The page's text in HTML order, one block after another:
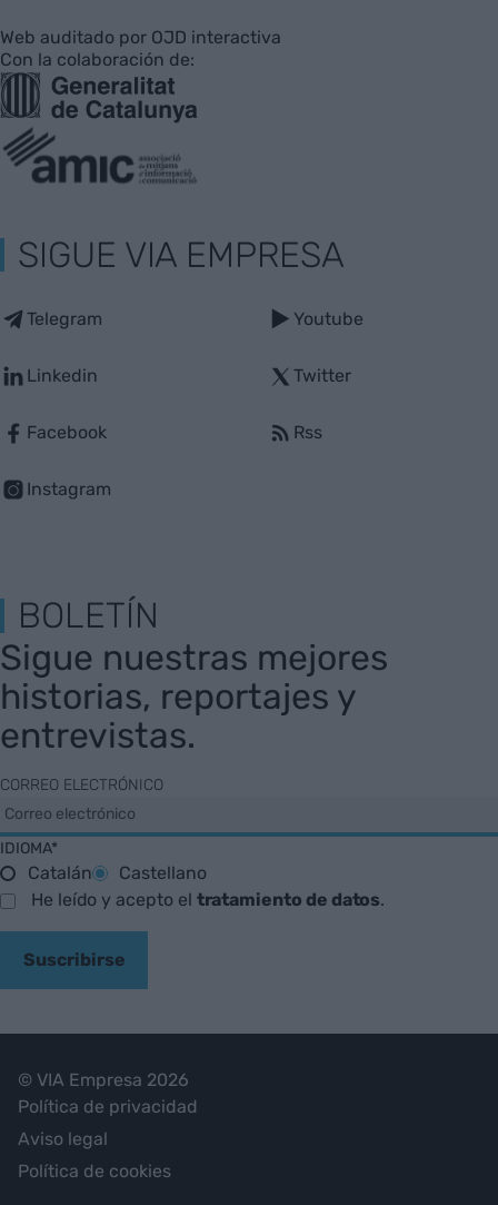
Web auditado por OJD interactiva
Con la colaboración de:
SIGUE VIA EMPRESA
Telegram
Linkedin
Facebook
Instagram
Youtube
Twitter
Rss
BOLETÍN
Sigue nuestras mejores
historias, reportajes y
entrevistas.
CORREO ELECTRÓNICO
IDIOMA*
Catalán
Castellano
He leído y acepto el tratamiento de datos.
Suscribirse
© VIA Empresa 2026
Política de privacidad
Aviso legal
Política de cookies